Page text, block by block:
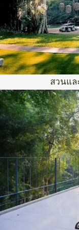
สวนแล